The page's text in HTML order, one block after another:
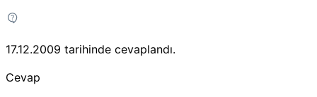
17.12.2009 tarihinde cevaplandı.
Cevap